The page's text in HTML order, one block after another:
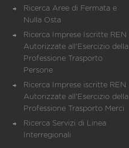
Ricerca Aree di Fermata e
Nulla Osta
Ricerca Imprese Iscritte REN
Autorizzate all'Esercizio della
Professione Trasporto
Persone
Ricerca Imprese iscritte REN
Autorizzate all'Esercizio della
Professione Trasporto Merci
Ricerca Servizi di Linea
Interregionali